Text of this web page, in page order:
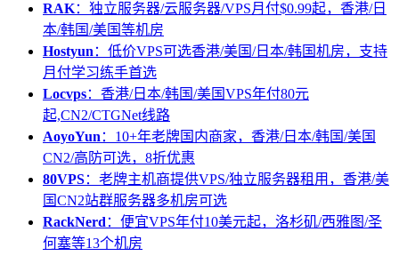
RAK：独立服务器/云服务器/VPS月付$0.99起，香港/日
本/韩国/美国等机房
Hostyun ：低价VPS可选香港/美国/日本/韩国机房，支持
月付学习练手首选
Locvps：香港/日本/韩国/美国VPS年付80元
起,CN2/CTGNet线路
AoyoYun ：10+年老牌国内商家，香港/日本/韩国/美国
CN2/高防可选，8折优惠
80VPS：老牌主机商提供VPS/独立服务器租用，香港/美
国CN2站群服务器多机房可选
RackNerd ：便宜VPS年付10美元起，洛杉矶/西雅图/圣
何塞等13个机房